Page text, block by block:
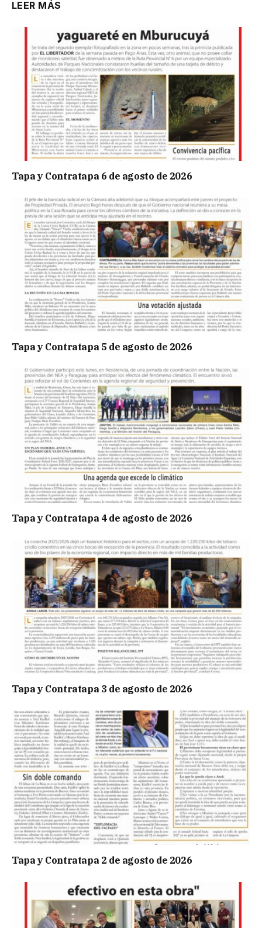
LEER MÁS
Tapa y Contratapa 6 de agosto de 2026
Tapa y Contratapa 5 de agosto de 2026
Tapa y Contratapa 4 de agosto de 2026
Tapa y Contratapa 3 de agosto de 2026
Tapa y Contratapa 2 de agosto de 2026